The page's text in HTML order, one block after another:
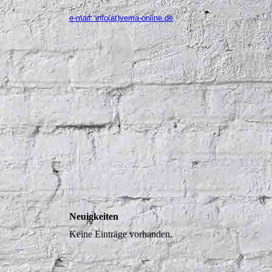
e-mail: info(at)vema-online.de
Neuigkeiten
Keine Einträge vorhanden.